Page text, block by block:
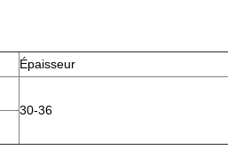
Épaisseur
30-36